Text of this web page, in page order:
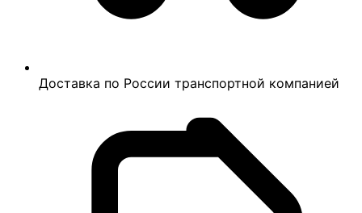
Доставка по России транспортной компанией